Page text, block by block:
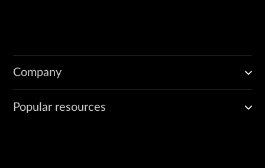
Company
Popular resources